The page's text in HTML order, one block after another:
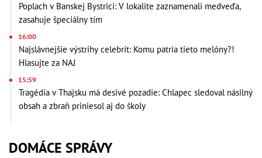
Poplach v Banskej Bystrici: V lokalite zaznamenali medveďa,
zasahuje špeciálny tím
16:00
Najslávnejšie výstrihy celebrít: Komu patria tieto melóny?!
Hlasujte za NAJ
15:59
Tragédia v Thajsku má desivé pozadie: Chlapec sledoval násilný
obsah a zbraň priniesol aj do školy
DOMÁCE SPRÁVY